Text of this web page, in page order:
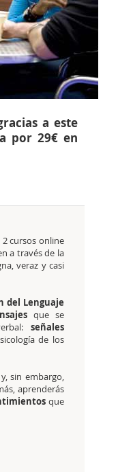
a este
por 29€ en
cursos online
a través de la
veraz y casi
del Lenguaje
que se
señales
de los
sin embargo,
aprenderás
que